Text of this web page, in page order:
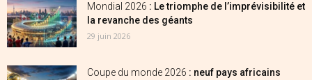
Mondial 2026 : Le triomphe de l’imprévisibilité et
la revanche des géants
29 juin 2026
Coupe du monde 2026 : neuf pays africains